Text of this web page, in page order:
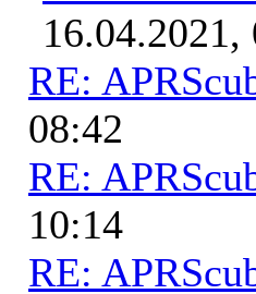
16.04.2021,
RE:
08:42
RE:
10:14
RE: